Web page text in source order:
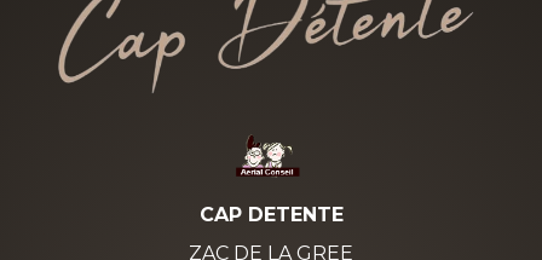
CAP DETENTE
ZAC DE LA GREE